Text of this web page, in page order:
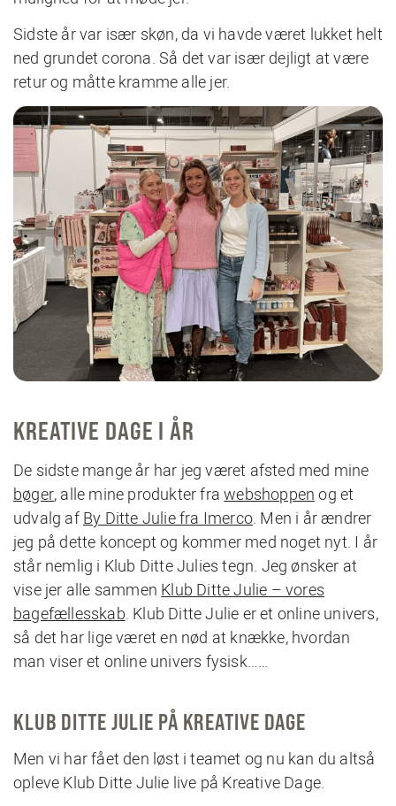
Sidste år var især skøn, da vi havde været lukket helt
ned grundet corona. Så det var især dejligt at være
retur og måtte kramme alle jer.
KREATIVE DAGE I ÅR
De sidste mange år har jeg været afsted med mine
bøger, alle mine produkter frawebshoppen og et
udvalg af By Ditte Julie fra Imerco. Men i år ændrer
jeg på dette koncept og kommer med noget nyt. I år
står nemlig i Klub Ditte Julies tegn. Jeg ønsker at
vise jer alle sammen Klub Ditte Julie – vores
bagefællesskab. Klub Ditte Julie er et online univers,
så det har lige været en nød at knække, hvordan
man viser et online univers fysisk……
KLUB DITTE JULIE PÅ KREATIVE DAGE
Men vi har fået den løst i teamet og nu kan du altså
opleve Klub Ditte Julie live på Kreative Dage.